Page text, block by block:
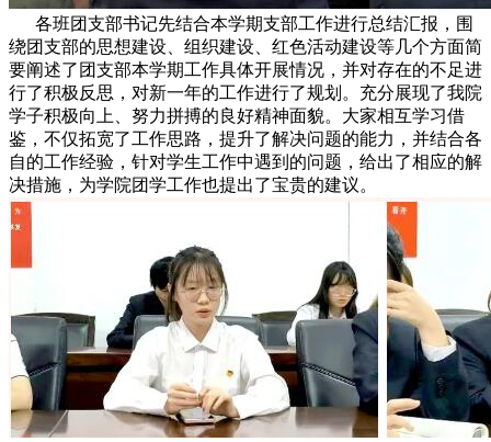
各班团支部书记先结合本学期支部工作进行总结汇报，围
绕团支部的思想建设、组织建设、红色活动建设等几个方面简
要阐述了团支部本学期工作具体开展情况，并对存在的不足进
行了积极反思，对新一年的工作进行了规划。充分展现了我院
学子积极向上、努力拼搏的良好精神面貌。大家相互学习借
鉴，不仅拓宽了工作思路，提升了解决问题的能力，并结合各
自的工作经验，针对学生工作中遇到的问题，给出了相应的解
决措施，为学院团学工作也提出了宝贵的建议。